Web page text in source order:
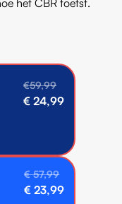
het CBR toetst.
€59,99
€ 24,99
€ 57,99
€ 23,99